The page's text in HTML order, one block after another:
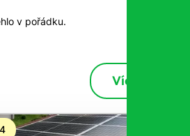
v pořádku.
Více